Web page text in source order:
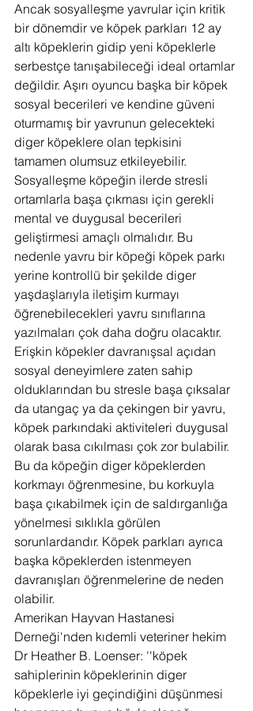
Ancak sosyalleşme yavrular için kritik
bir dönemdir ve köpek parkları 12 ay
altı köpeklerin gidip yeni köpeklerle
serbestçe tanışabileceği ideal ortamlar
değildir. Aşırı oyuncu başka bir köpek
sosyal becerileri ve kendine güveni
oturmamış bir yavrunun gelecekteki
diger köpeklere olan tepkisini
tamamen olumsuz etkileyebilir.
Sosyalleşme köpeğin ilerde stresli
ortamlarla başa çıkması için gerekli
mental ve duygusal becerileri
geliştirmesi amaçlı olmalıdır. Bu
nedenle yavru bir köpeği köpek parkı
yerine kontrollü bir şekilde diger
yaşdaşlarıyla iletişim kurmayı
öğrenebilecekleri yavru sınıflarına
yazılmaları çok daha doğru olacaktır.
Erişkin köpekler davranışsal açıdan
sosyal deneyimlere zaten sahip
olduklarından bu stresle başa çıksalar
da utangaç ya da çekingen bir yavru,
köpek parkındaki aktiviteleri duygusal
olarak basa cıkılması çok zor bulabilir.
Bu da köpeğin diger köpeklerden
korkmayı öğrenmesine, bu korkuyla
başa çıkabilmek için de saldırganlığa
yönelmesi sıklıkla görülen
sorunlardandır. Köpek parkları ayrıca
başka köpeklerden istenmeyen
davranışları öğrenmelerine de neden
olabilir.
Amerikan Hayvan Hastanesi
Derneği'nden kıdemli veteriner hekim
Dr Heather B. Loenser: ''köpek
sahiplerinin köpeklerinin diger
köpeklerle iyi geçindiğini düşünmesi